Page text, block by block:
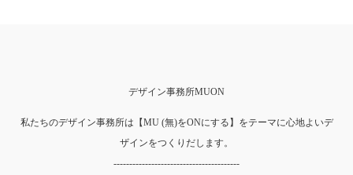
デザイン事務所MUON
私たちのデザイン事務所は【MU (無)をONにする】をテーマに心地よいデ
ザインをつくりだします。
----------------------------------------